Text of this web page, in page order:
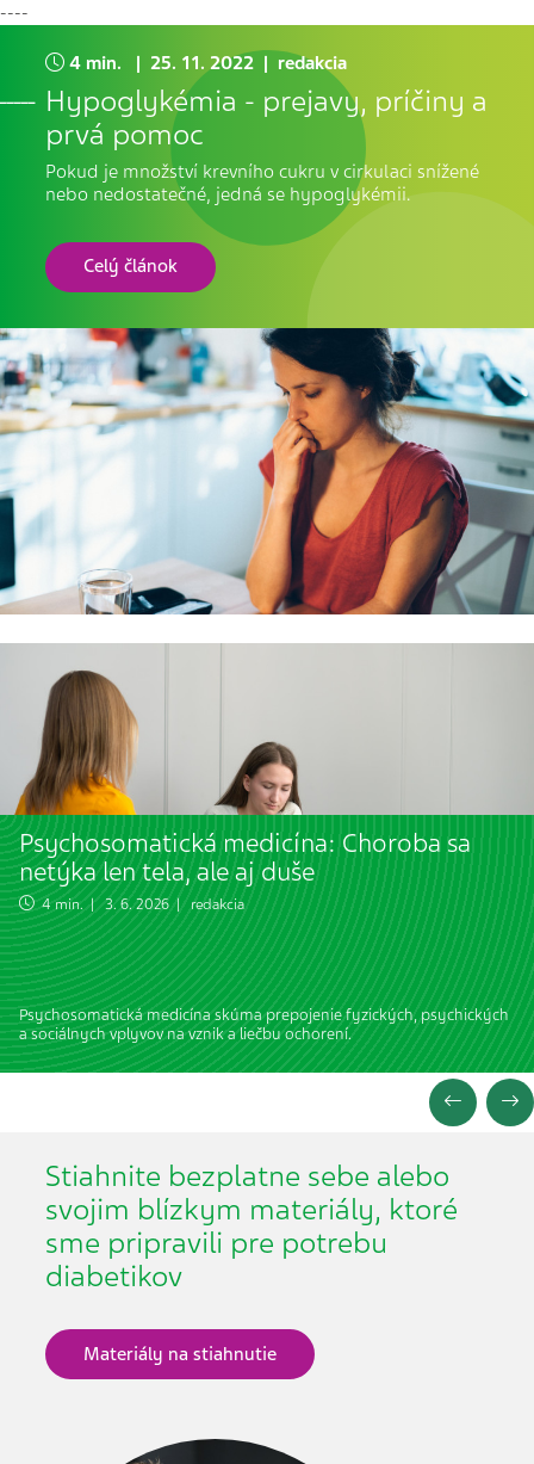
----
4 min. | 25. 11. 2022 | redakcia
Hypoglykémia - prejavy, príčiny a
prvá pomoc
Pokud je množství krevního cukru v cirkulaci snížené
nebo nedostatečné, jedná se hypoglykémii.
Celý článok
Psychosomatická medicína: Choroba sa
netýka len tela, ale aj duše
4 min. | 3. 6. 2026 | redakcia
Psychosomatická medicína skúma prepojenie fyzických, psychických
a sociálnych vplyvov na vznik a liečbu ochorení.
Stiahnite bezplatne sebe alebo
svojim blízkym materiály, ktoré
sme pripravili pre potrebu
diabetikov
Materiály na stiahnutie